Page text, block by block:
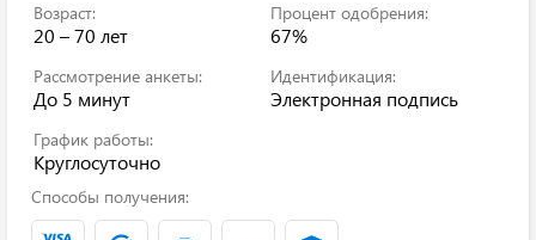
Возраст:
20 – 70 лет
Процент одобрения:
67%
Рассмотрение анкеты:
До 5 минут
Идентификация:
Электронная подпись
График работы:
Круглосуточно
Способы получения: